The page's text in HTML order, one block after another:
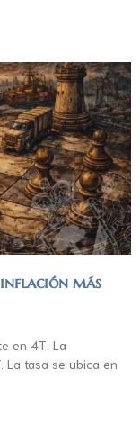
más
en 4T. La
La tasa se ubica en